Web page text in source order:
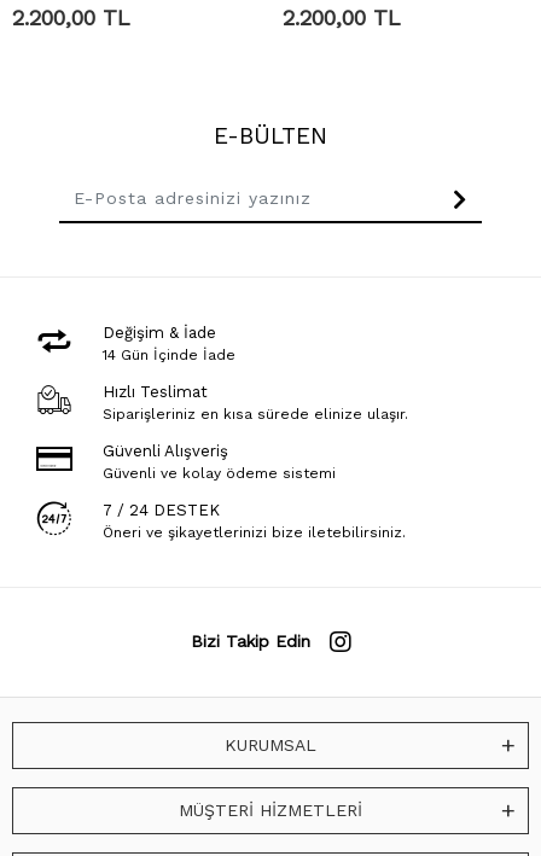
2.200,00 TL 2.200,00 TL
E-BÜLTEN
Değişim & İade
14 Gün İçinde İade
Hızlı Teslimat
Siparişleriniz en kısa sürede elinize ulaşır.
Güvenli Alışveriş
Güvenli ve kolay ödeme sistemi
7 / 24 DESTEK
Öneri ve şikayetlerinizi bize iletebilirsiniz.
Bizi Takip Edin
KURUMSAL
MÜŞTERİ HİZMETLERİ